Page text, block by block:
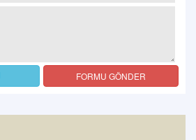
FORMU GÖNDER